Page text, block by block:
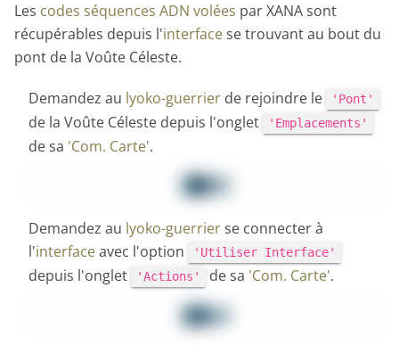
Les codes séquences ADN volées par XANA sont
récupérables depuis l'interfacese trouvant au bout du
pont de la Voûte Céleste.
Demandez au lyoko-guerrier de rejoindre le 'Pont'
de la Voûte Céleste depuis l'onglet 'Emplacements'
de sa 'Com. Carte'.
Demandez au lyoko-guerrierse connecter à
l'interfaceavec l'option 'Utiliser Interface'
depuis l'onglet 'Actions' de sa 'Com. Carte'.